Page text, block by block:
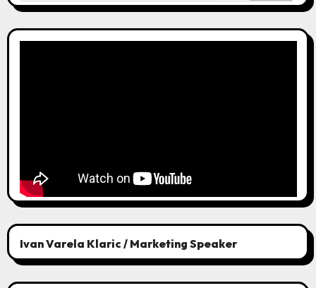
Ivan Varela Klaric / Marketing Speaker